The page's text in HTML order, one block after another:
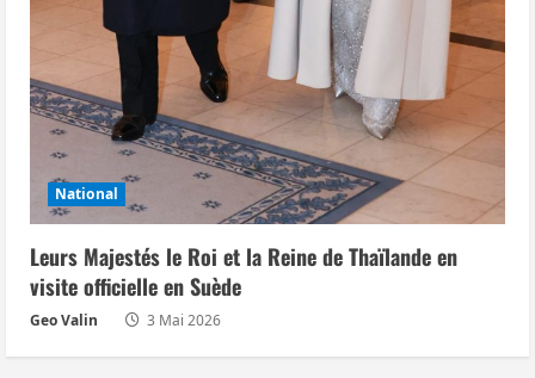
National
Leurs Majestés le Roi et la Reine de Thaïlande en
visite officielle en Suède
Geo Valin 3 Mai 2026